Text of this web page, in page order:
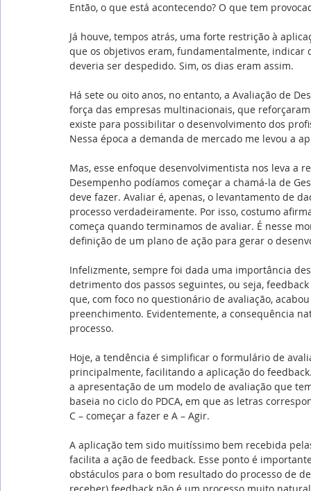
Então, o que está acontecendo? O que tem
Já houve, tempos atrás, uma forte restrição à
que os objetivos eram, fundamentalmente,
deveria ser despedido. Sim, os dias eram assim.
Há sete ou oito anos, no entanto, a Avaliação de
força das empresas multinacionais, que
existe para possibilitar o desenvolvimento dos
Nessa época a demanda de mercado me levou a
Mas, esse enfoque desenvolvimentista nos leva a
Desempenho podíamos começar a chamá-la de
deve fazer. Avaliar é, apenas, o levantamento de
processo verdadeiramente. Por isso, costumo
começa quando terminamos de avaliar. É nesse
definição de um plano de ação para gerar o
Infelizmente, sempre foi dada uma importância
detrimento dos passos seguintes, ou seja,
que, com foco no questionário de avaliação,
preenchimento. Evidentemente, a consequência
processo.
Hoje, a tendência é simplificar o formulário de
principalmente, facilitando a aplicação do
a apresentação de um modelo de avaliação que
baseia no ciclo do PDCA, em que as letras
C – começar a fazer e A – Agir.
A aplicação tem sido muitíssimo bem recebida
facilita a ação de feedback. Esse ponto é
obstáculos para o bom resultado do processo de